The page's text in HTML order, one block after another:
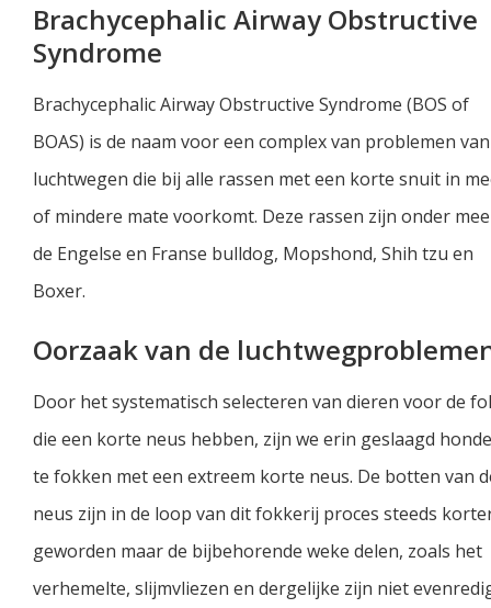
Brachycephalic Airway Obstructive
Syndrome
Brachycephalic Airway Obstructive Syndrome (BOS of
BOAS) is de naam voor een complex van problemen
luchtwegen die bij alle rassen met een korte snuit in
of mindere mate voorkomt. Deze rassen zijn onder
de Engelse en Franse bulldog, Mopshond, Shih tzu en
Boxer.
Oorzaak van de
Door het systematisch selecteren van dieren voor de
die een korte neus hebben, zijn we erin geslaagd
te fokken met een extreem korte neus. De botten van
neus zijn in de loop van dit fokkerij proces steeds
geworden maar de bijbehorende weke delen, zoals het
verhemelte, slijmvliezen en dergelijke zijn niet